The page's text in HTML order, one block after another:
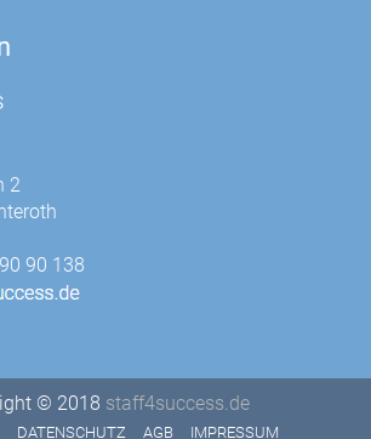
2
90 138
© 2018 staff4success.de
DATENSCHUTZ AGB IMPRESSUM